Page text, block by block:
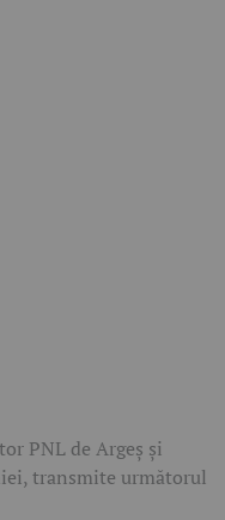
PNL de Argeș și
transmite următorul